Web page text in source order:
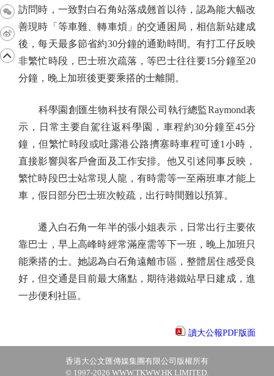
訪問時，一致對白石角站落成翹首以待，認為能大幅改
善現時「等車難、轉車煩」的交通困局，相信新站建成
後，每天最多節省約30分鐘的通勤時間。有打工仔反映
非繁忙時段，巴士班次疏落，等巴士往往要15分鐘至20
分鐘，晚上加班後更要乘搭的士離開。
科學園創匯生物科技有限公司執行總監Raymond表
示，日常主要自駕往返科學園，車程約30分鐘至45分
鐘，但繁忙時段或吐露港公路擠塞時車程可達1小時，
直接影響與客戶會面及工作安排。他又引述同事反映，
繁忙時段巴士站常現人龍，有時需等一至兩班車才能上
車，假日部分巴士班次較疏，出行時間難以預算。
遷入白石角一年半的張小姐表示，日常出行主要依
靠巴士，早上高峰時經常滿座需等下一班，晚上加班只
能乘搭的士。她認為白石角遠離市區，整體居住感受良
好，但交通是目前最大痛點，期待港鐵站早日建成，進
一步便利社區。
讀大公報PDF版面
香港大公文匯傳媒集團有限公司版權所有
© 1997-2026 WWW.TKWW.HK LIMITED.